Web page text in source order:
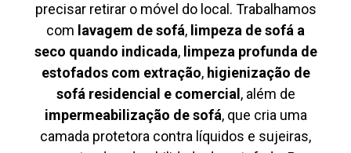
precisar retirar o móvel do local. Trabalhamos
com lavagem de sofá, limpeza de sofá a
seco quando indicada, limpeza profunda de
estofados com extração, higienização de
sofá residencial e comercial , além de
impermeabilização de sofá, que cria uma
camada protetora contra líquidos e sujeiras,